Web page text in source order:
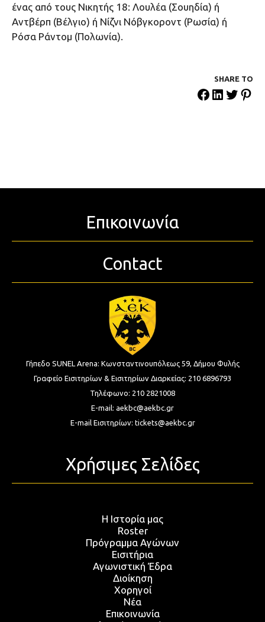
ένας από τους Νικητής 18: Λουλέα (Σουηδία) ή
Αντβέρπ (Βέλγιο) ή Νίζνι Νόβγκοροντ (Ρωσία) ή
Ρόσα Ράντομ (Πολωνία).
SHARE ΤΟ
Επικοινωνία
Contact
Γήπεδο SUNEL Arena: Κωνσταντινουπόλεως 59, Δήμου Φυλής
Γραφείο Εισιτηρίων & Εισιτηρίων Διαρκείας: 210 6896793
Τηλέφωνο: 210 2821008
E-mail: aekbc@aekbc.gr
E-mail Εισιτηρίων: tickets@aekbc.gr
Χρήσιμες Σελίδες
Η Ιστορία μας
Roster
Πρόγραμμα Αγώνων
Εισιτήρια
Αγωνιστική Έδρα
Διοίκηση
Χορηγοί
Νέα
Επικοινωνία